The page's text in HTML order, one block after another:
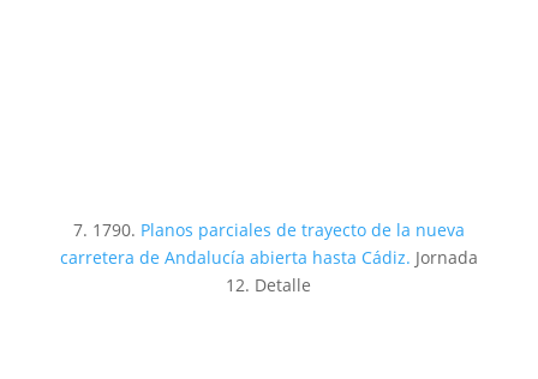
7. 1790. Planos parciales de trayecto de la nueva
carretera de Andalucía abierta hasta Cádiz. Jornada
12. Detalle